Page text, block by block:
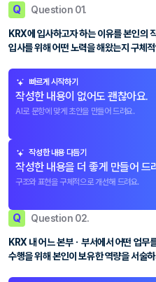
Q Question 01.
KRX에 입사하고자 하는 이유를 본인의
입사를 위해 어떤 노력을 해왔는지 구체
빠르게 시작하기
작성한 내용이 없어도 괜찮아요.
AI로 문항에 맞게 초안을 만들어 드려요.
작성한 내용 다듬기
작성한 내용을 더 좋게 만들어 드
구조와 표현을 구체적으로 개선해 드려요.
Q Question 02.
KRX 내 어느 본부ㆍ부서에서 어떤 업무
수행을 위해 본인이 보유한 역량을 서술